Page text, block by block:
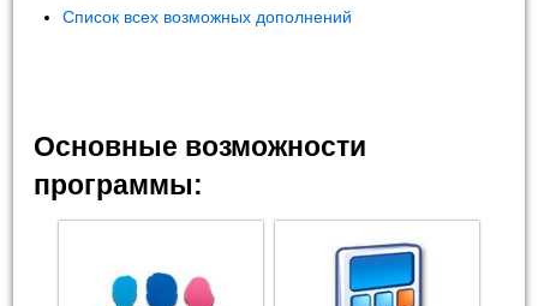
Список всех возможных дополнений
Основные возможности
программы: